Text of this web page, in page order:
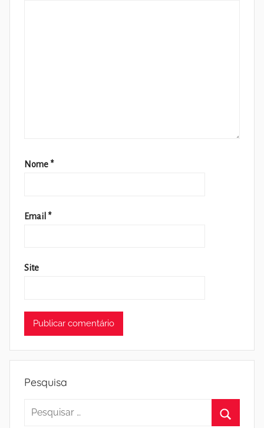
Nome *
Email *
Site
Pesquisa
Pesquisar